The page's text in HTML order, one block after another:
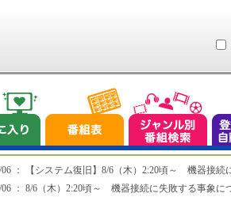
06 ： 【システム復旧】8/6（木）2:20頃～ 機器接続
06 ： 8/6（木）2:20頃～ 機器接続に失敗する事象に